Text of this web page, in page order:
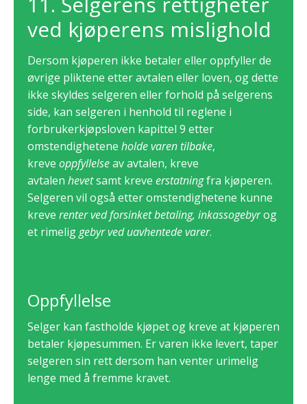
ved kjøperens mislighold
Dersom kjøperen ikke betaler eller oppfyller de
øvrige pliktene etter avtalen eller loven, og dette
ikke skyldes selgeren eller forhold på selgerens
side, kan selgeren i henhold til reglene i
forbrukerkjøpsloven kapittel 9 etter
omstendighetene holdevaren tilbake,
kreve oppfyllelseav avtalen, kreve
avtalen hevetsamt kreve erstatningfra kjøperen.
Selgeren vil også etter omstendighetene kunne
kreve renter ved forsinket betaling, inkassogebyrog
et rimeliggebyr ved uavhentede varer.
Oppfyllelse
Selger kan fastholde kjøpet og kreve at kjøperen
betaler kjøpesummen. Er varen ikke levert, taper
selgeren sin rett dersom han venter urimelig
lenge med å fremme kravet.